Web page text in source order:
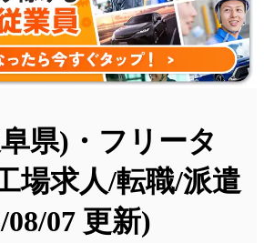
県)・フリータ
場求人/転職/派遣
08/07 更新)